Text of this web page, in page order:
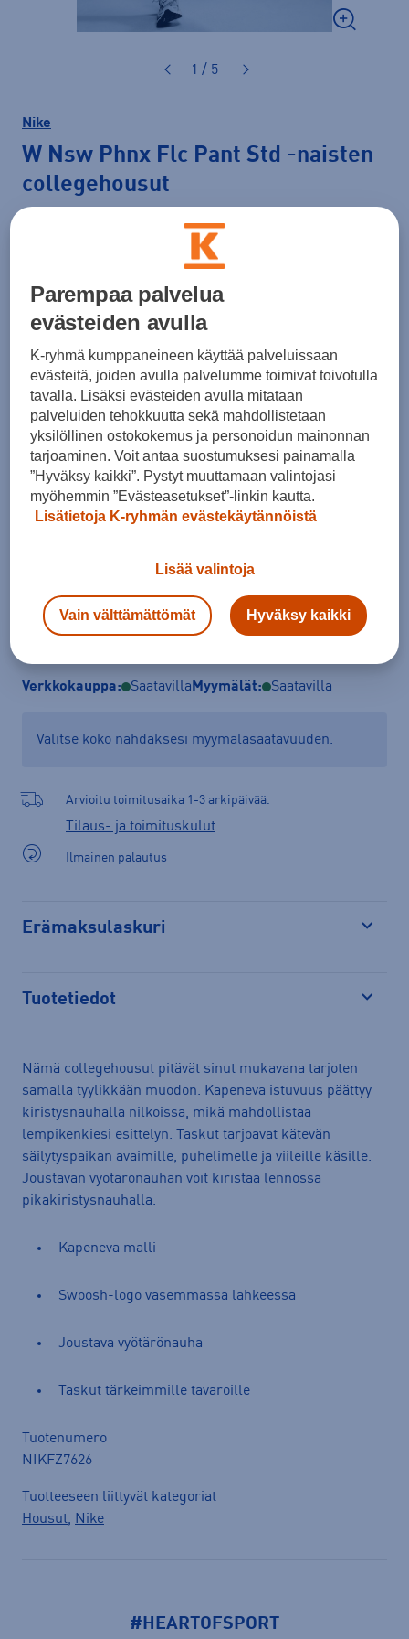
1 / 5
Nike
W Nsw Phnx Flc Pant Std -naisten
collegehousut
Koko
XS S M L XL XXL
Kokotaulukko
Lisää ostoskoriin
Verkkokauppa: Saatavilla Myymälät: Saatavilla
Valitse koko nähdäksesi myymäläsaatavuuden.
Arvioitu toimitusaika 1-3 arkipäivää.
Tilaus- ja toimituskulut
Ilmainen palautus
Erämaksulaskuri
Tuotetiedot
Nämä collegehousut pitävät sinut mukavana tarjoten
samalla tyylikkään muodon. Kapeneva istuvuus päättyy
kiristysnauhalla nilkoissa, mikä mahdollistaa
lempikenkiesi esittelyn. Taskut tarjoavat kätevän
säilytyspaikan avaimille, puhelimelle ja viileille käsille.
Joustavan vyötärönauhan voit kiristää lennossa
pikakiristysnauhalla.
Kapeneva malli
Swoosh-logo vasemmassa lahkeessa
Joustava vyötärönauha
Taskut tärkeimmille tavaroille
Tuotenumero
NIKFZ7626
Tuotteeseen liittyvät kategoriat
Housut, Nike
#HEARTOFSPORT
Parempaa palvelua
evästeiden avulla
K-ryhmä kumppaneineen käyttää palveluissaan
evästeitä, joiden avulla palvelumme toimivat toivotulla
tavalla. Lisäksi evästeiden avulla mitataan
palveluiden tehokkuutta sekä mahdollistetaan
yksilöllinen ostokokemus ja personoidun mainonnan
tarjoaminen. Voit antaa suostumuksesi painamalla
”Hyväksy kaikki”. Pystyt muuttamaan valintojasi
myöhemmin ”Evästeasetukset”-linkin kautta.
Lisätietoja K-ryhmän evästekäytännöistä
Lisää valintoja
Vain välttämättömät Hyväksy kaikki